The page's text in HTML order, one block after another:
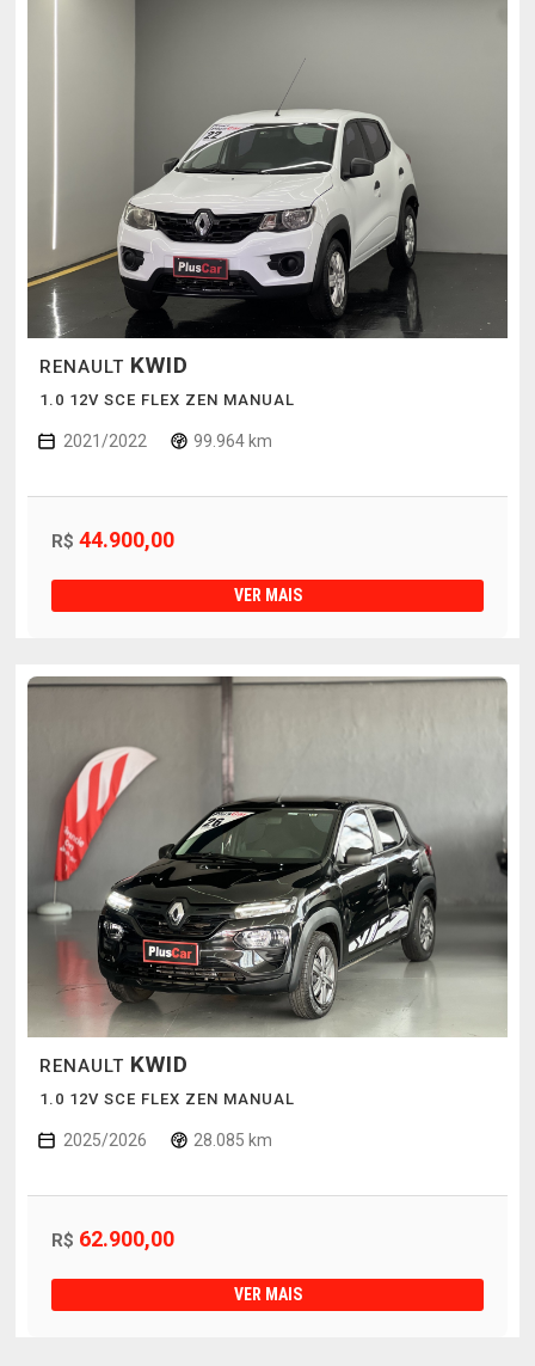
RENAULT KWID
1.0 12V SCE FLEX ZEN MANUAL
2021/2022 99.964 km
R$ 44.900,00
VER MAIS
RENAULT KWID
1.0 12V SCE FLEX ZEN MANUAL
2025/2026 28.085 km
R$ 62.900,00
VER MAIS